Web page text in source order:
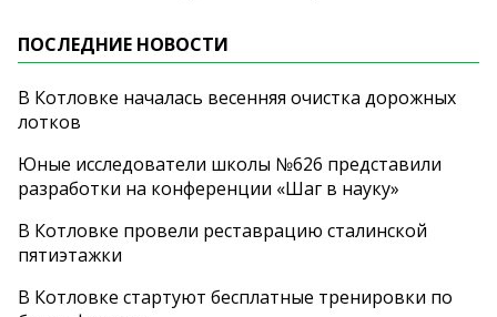
ПОСЛЕДНИЕ НОВОСТИ
В Котловке началась весенняя очистка дорожных
лотков
Юные исследователи школы №626 представили
разработки на конференции «Шаг в науку»
В Котловке провели реставрацию сталинской
пятиэтажки
В Котловке стартуют бесплатные тренировки по